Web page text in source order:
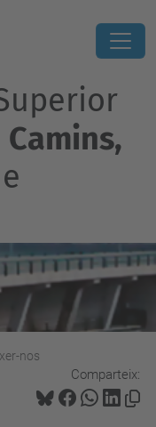
Camins,
nos
Comparteix: